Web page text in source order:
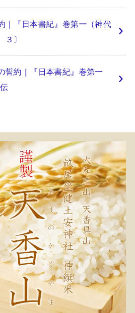
｜『日本書紀』巻第一（神代
〕
誓約｜『日本書紀』巻第一